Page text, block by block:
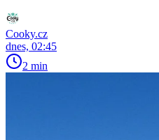
Cooky.cz
dnes, 02:45
2 min